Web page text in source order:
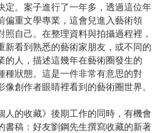
定。案子進行了一年多，透過這位年
偏重文學專業，這會兒進入藝術領
自己。在整理資料與拍攝過程裡，
新看到熟悉的藝術家朋友，或不同的
的人，描述這幾年在藝術圈發生的
種狀態。這是一件非常有意思的對
創作者眼睛裡看到的藝術圈世界。
人的收藏》後期工作的同時，有機會
書稿：好友劉鋼先生撰寫收藏的新著